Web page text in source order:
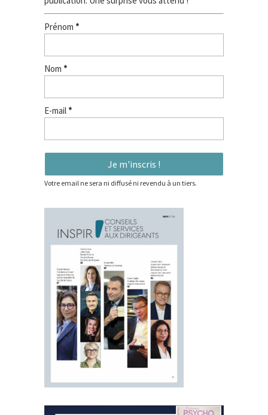
Prénom *
Nom *
E-mail *
Votre email ne sera ni diffusé ni revendu à un tiers.